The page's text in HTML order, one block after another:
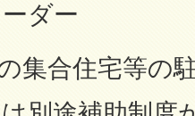
ダー
集合住宅等の